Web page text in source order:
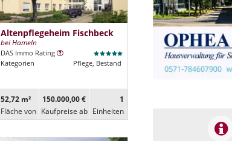
Altenpflegeheim Fischbeck
bei Hameln
DAS Immo Rating
Kategorien
Pflege, Bestand
52,72 m²
Fläche von
150.000,00 €
Kaufpreise ab
1
Ein­heiten